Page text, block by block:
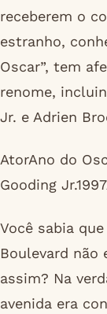
receberem o
estranho,
Oscar”, tem
renome,
Jr. e Adrien
AtorAno do
Gooding
Você sabia
Boulevard não
assim? Na
avenida era